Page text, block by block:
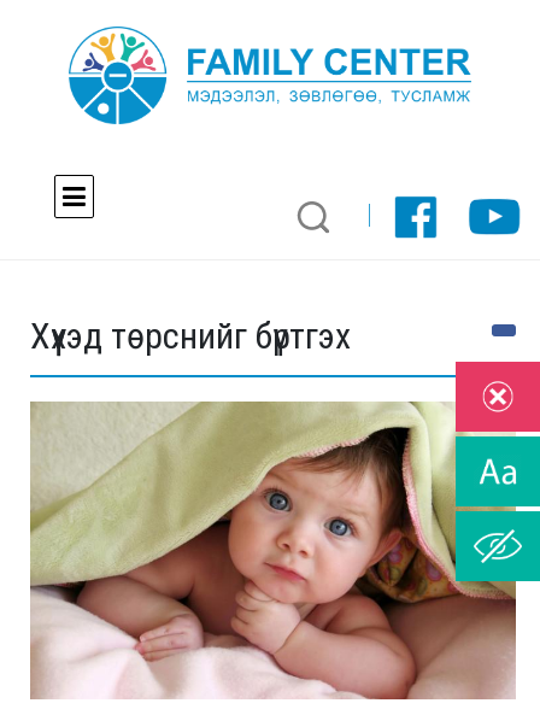
Хүүхэд төрснийг бүртгэх